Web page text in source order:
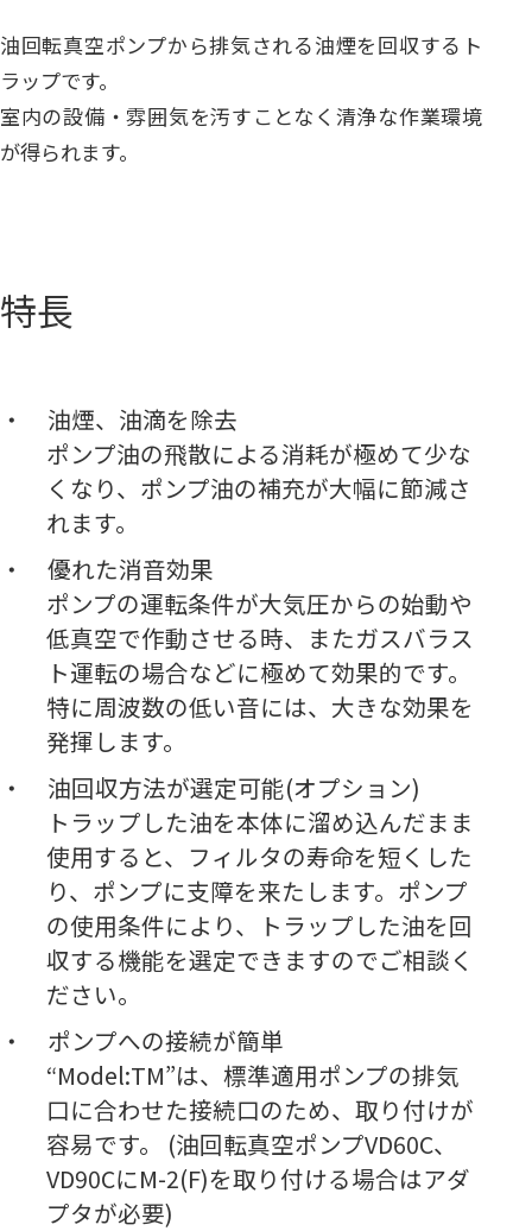
油回転真空ポンプから排気される油煙を回収するト
ラップです。
室内の設備・雰囲気を汚すことなく清浄な作業環境
が得られます。
特長
油煙、油滴を除去
ポンプ油の飛散による消耗が極めて少な
くなり、ポンプ油の補充が大幅に節減さ
れます。
優れた消音効果
ポンプの運転条件が大気圧からの始動や
低真空で作動させる時、またガスバラス
ト運転の場合などに極めて効果的です。
特に周波数の低い音には、大きな効果を
発揮します。
油回収方法が選定可能(オプション)
トラップした油を本体に溜め込んだまま
使用すると、フィルタの寿命を短くした
り、ポンプに支障を来たします。ポンプ
の使用条件により、トラップした油を回
収する機能を選定できますのでご相談く
ださい。
ポンプへの接続が簡単
“Model:TM”は、標準適用ポンプの排気
口に合わせた接続口のため、取り付けが
容易です。 (油回転真空ポンプVD60C、
VD90CにM-2(F)を取り付ける場合はアダ
プタが必要)